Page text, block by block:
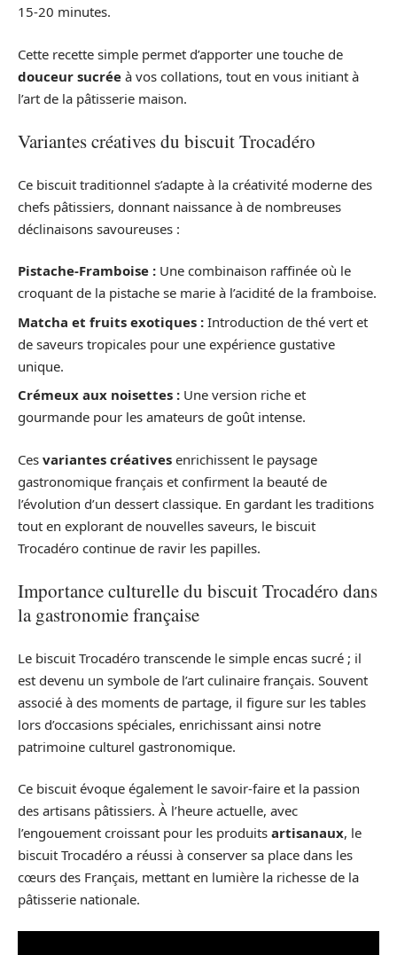
15-20 minutes.
Cette recette simple permet d’apporter une touche de
douceur sucrée à vos collations, tout en vous initiant à
l’art de la pâtisserie maison.
Variantes créatives du biscuit Trocadéro
Ce biscuit traditionnel s’adapte à la créativité moderne des
chefs pâtissiers, donnant naissance à de nombreuses
déclinaisons savoureuses :
Pistache-Framboise : Une combinaison raffinée où le
croquant de la pistache se marie à l’acidité de la framboise.
Matcha et fruits exotiques : Introduction de thé vert et
de saveurs tropicales pour une expérience gustative
unique.
Crémeux aux noisettes : Une version riche et
gourmande pour les amateurs de goût intense.
Ces variantes créatives enrichissent le paysage
gastronomique français et confirment la beauté de
l’évolution d’un dessert classique. En gardant les traditions
tout en explorant de nouvelles saveurs, le biscuit
Trocadéro continue de ravir les papilles.
Importance culturelle du biscuit Trocadéro dans
la gastronomie française
Le biscuit Trocadéro transcende le simple encas sucré ; il
est devenu un symbole de l’art culinaire français. Souvent
associé à des moments de partage, il figure sur les tables
lors d’occasions spéciales, enrichissant ainsi notre
patrimoine culturel gastronomique.
Ce biscuit évoque également le savoir-faire et la passion
des artisans pâtissiers. À l’heure actuelle, avec
l’engouement croissant pour les produits artisanaux, le
biscuit Trocadéro a réussi à conserver sa place dans les
cœurs des Français, mettant en lumière la richesse de la
pâtisserie nationale.